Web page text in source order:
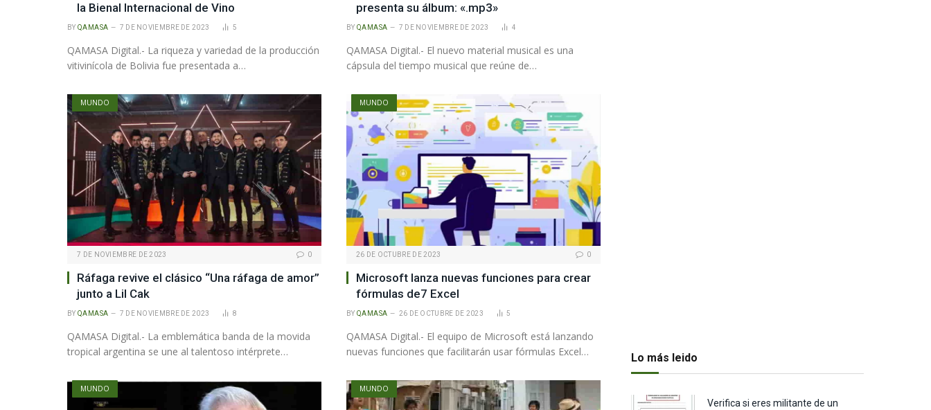
la Bienal Internacional de Vino
BY QAMASA 7 DE NOVIEMBRE DE 2023 5
QAMASA Digital.- La riqueza y variedad de la producción
vitivinícola de Bolivia fue presentada a…
presenta su álbum: «.mp3»
BY QAMASA 7 DE NOVIEMBRE DE 2023 4
QAMASA Digital.- El nuevo material musical es una
cápsula del tiempo musical que reúne de…
MUNDO
7 DE NOVIEMBRE DE 2023 0
Ráfaga revive el clásico “Una ráfaga de amor”
junto a Lil Cak
BY QAMASA 7 DE NOVIEMBRE DE 2023 8
QAMASA Digital.- La emblemática banda de la movida
tropical argentina se une al talentoso intérprete…
MUNDO
26 DE OCTUBRE DE 2023 0
Microsoft lanza nuevas funciones para crear
fórmulas de7 Excel
BY QAMASA 26 DE OCTUBRE DE 2023 5
QAMASA Digital.- El equipo de Microsoft está lanzando
nuevas funciones que facilitarán usar fórmulas Excel…
MUNDO MUNDO
Lo más leido
Verifica si eres militante de un